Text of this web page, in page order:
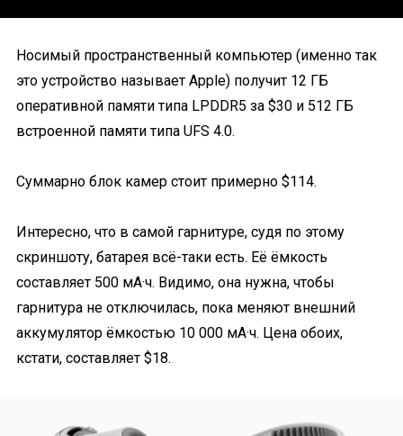
Носимый пространственный компьютер (именно так
это устройство называет Apple) получит 12 ГБ
оперативной памяти типа LPDDR5 за $30 и 512 ГБ
встроенной памяти типа UFS 4.0.
Суммарно блок камер стоит примерно $114.
Интересно, что в самой гарнитуре, судя по этому
скриншоту, батарея всё-таки есть. Её ёмкость
составляет 500 мА·ч. Видимо, она нужна, чтобы
гарнитура не отключилась, пока меняют внешний
аккумулятор ёмкостью 10 000 мА·ч. Цена обоих,
кстати, составляет $18.